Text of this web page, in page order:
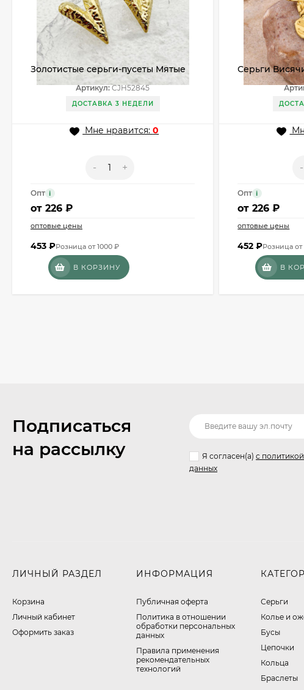
Золотистые серьги-пусеты Мятые
галочки CJH52845
Артикул:CJH52845
ДОСТАВКА 3 НЕДЕЛИ
Мне нравится:0
- +
Опт i
от 226 ₽
оптовые цены
453 ₽Розница от 1000 ₽
В КОРЗИНУ
Серьги
«Мятый
-
Опт i
от226 ₽
оптовые цены
452₽Розница от
В
Подписаться
на рассылку
Я согласен(a) с
данных
ЛИЧНЫЙ РАЗДЕЛ
Корзина
Личный кабинет
Оформить заказ
ИНФОРМАЦИЯ
Публичная оферта
​Политика в отношении
обработки персональных
данных
Правила применения
рекомендательных
технологий
Серьги
Колье и
Бусы
Цепочки
Кольца
Браслеты